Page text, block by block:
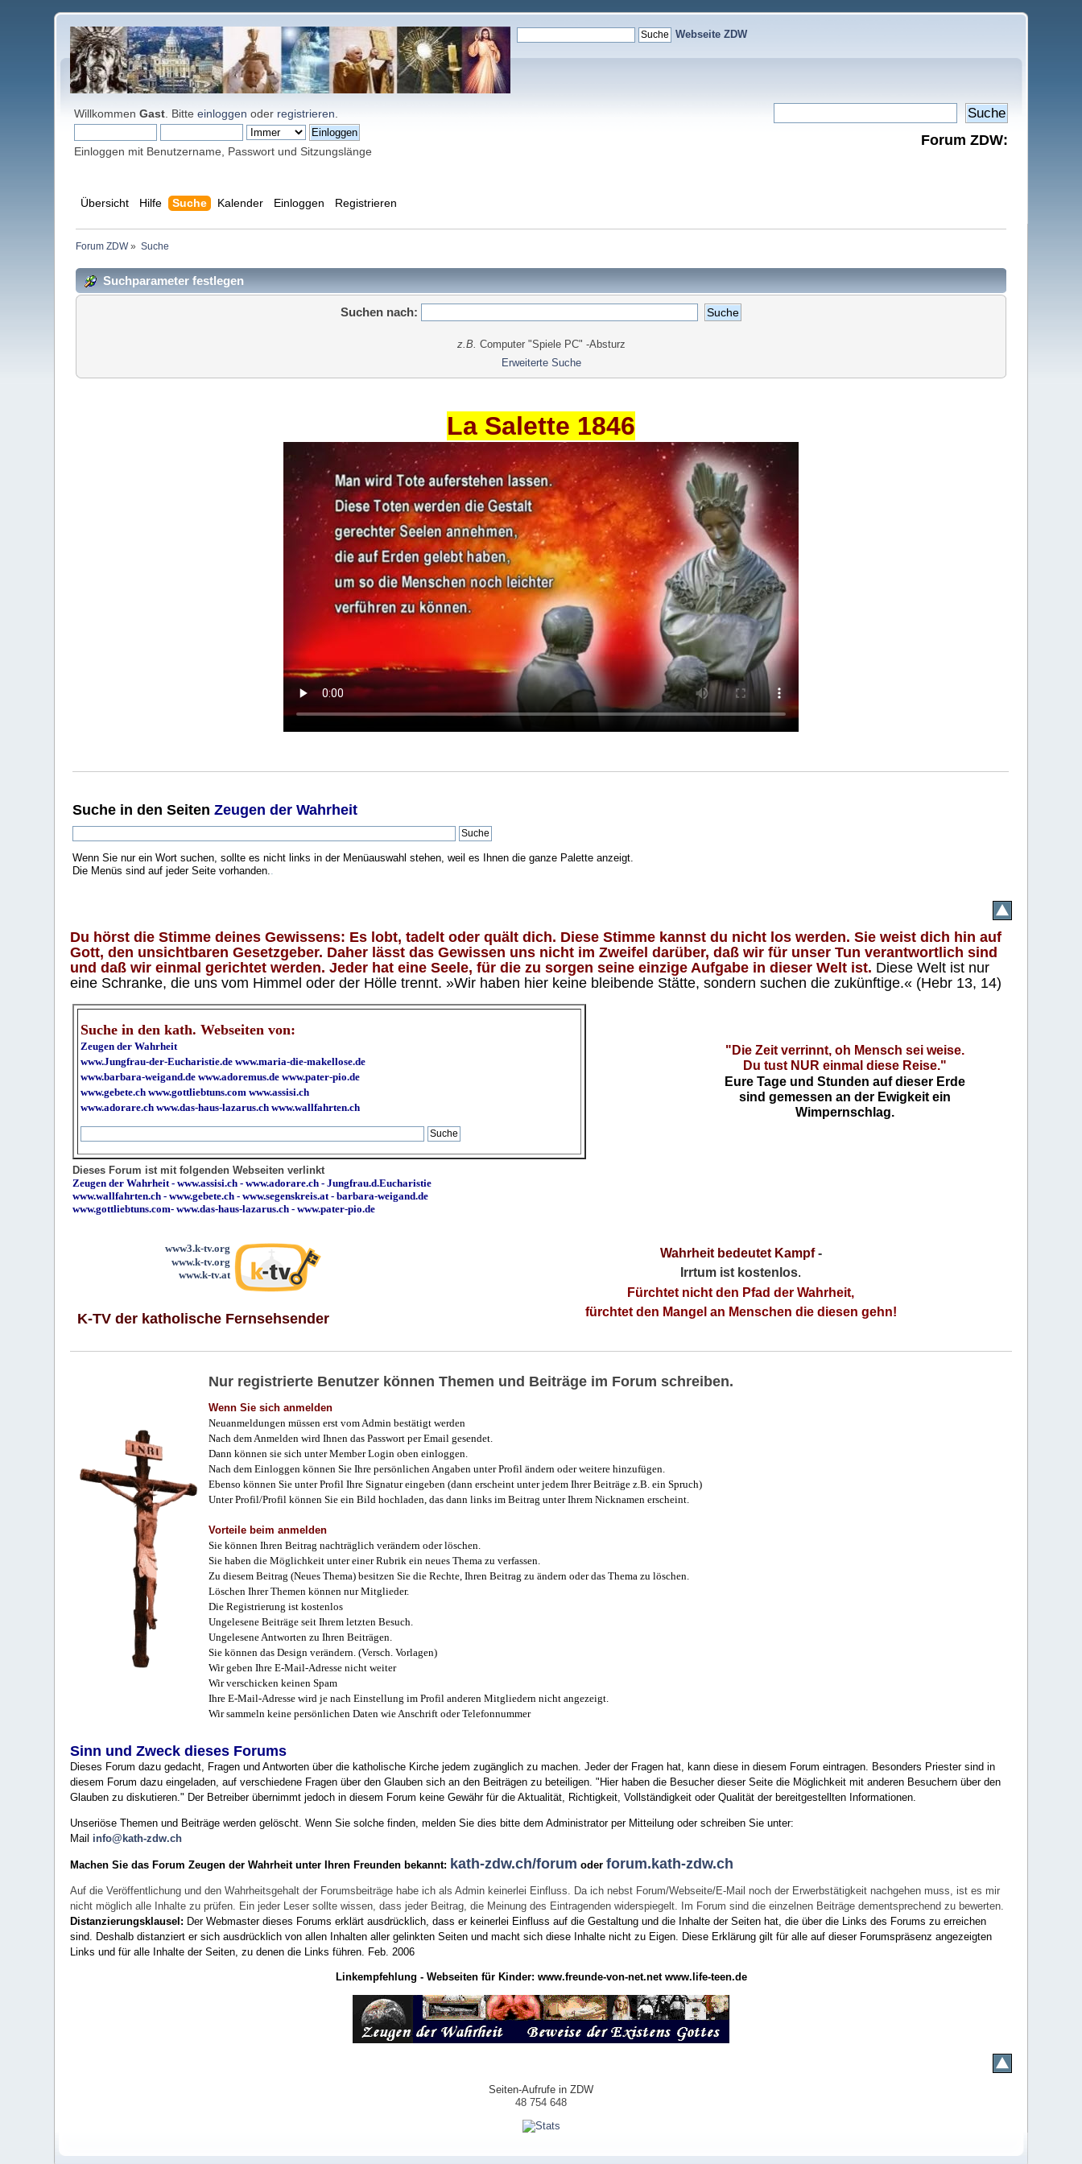
Webseite ZDW
WillkommenGast . Bitteeinloggen oder registrieren
Einloggen mit Benutzername, Passwort und Sitzungslänge
Forum ZDW:
Übersicht Hilfe Suche Kalender Einloggen Registrieren
Forum ZDW» Suche
Suchparameter festlegen
Suchen nach:
z.B. Computer "Spiele PC" -Absturz
Erweiterte Suche
La Salette 1846
Suche in den SeitenZeugen der Wahrheit
Wenn Sie nur ein Wort suchen, sollte es nicht links in der Menüauswahl stehen, weil es Ihnen die ganze Palette anzeigt.
Die Menüs sind auf jeder Seite vorhanden..
Du hörst die Stimme deines Gewissens: Es lobt, tadelt oder quält dich. Diese Stimme kannst du nicht los werden. Sie weist dich hin auf
Gott, den unsichtbaren Gesetzgeber. Daher lässt das Gewissen uns nicht im Zweifel darüber, daß wir für unser Tun verantwortlich sind
und daß wir einmal gerichtet werden. Jeder hat eine Seele, für die zu sorgen seine einzige Aufgabe in dieser Welt ist. Diese Welt ist nur
eine Schranke, die uns vom Himmel oder der Hölle trennt. »Wir haben hier keine bleibende Stätte, sondern suchen die zukünftige.« (Hebr 13, 14)
Suche in den kath. Webseiten von:
Zeugen der Wahrheit
www.Jungfrau-der-Eucharistie.de www.maria-die-makellose.de
www.barbara-weigand.de www.adoremus.de www.pater-pio.de
www.gebete.ch www.gottliebtuns.com www.assisi.ch
www.adorare.ch www.das-haus-lazarus.ch www.wallfahrten.ch
"Die Zeit verrinnt, oh Mensch sei weise.
Du tust NUR einmal diese Reise."
Eure Tage und Stunden auf dieser Erde
sind gemessen an der Ewigkeit ein
Wimpernschlag.
Dieses Forum ist mit folgenden Webseiten verlinkt
Zeugen der Wahrheit-www.assisi.ch -www.adorare.ch -Jungfrau.d.Eucharistie
www.wallfahrten.ch -www.gebete.ch -www.segenskreis.at-barbara-weigand.de
www.gottliebtuns.com-www.das-haus-lazarus.ch - www.pater-pio.de
www3.k-tv.org
www.k-tv.org
www.k-tv.at
K-TV der katholische Fernsehsender
Wahrheit bedeutet Kampf-
Irrtum ist kostenlos.
Fürchtet nicht den Pfad der Wahrheit,
fürchtet den Mangel an Menschen die diesen gehn!
Nur registrierte Benutzer können Themen und Beiträge im Forum schreiben.
Wenn Sie sich anmelden
Neuanmeldungen müssen erst vom Admin bestätigt werden
Nach dem Anmelden wird Ihnen das Passwort per Email gesendet.
Dann können sie sich unter Member Login oben einloggen.
Nach dem Einloggen können Sie Ihre persönlichen Angaben unter Profil ändern oder weitere hinzufügen.
Ebenso können Sie unter Profil Ihre Signatur eingeben (dann erscheint unter jedem Ihrer Beiträge z.B. ein Spruch)
Unter Profil/Profil können Sie ein Bild hochladen, das dann links im Beitrag unter Ihrem Nicknamen erscheint.
Vorteile beim anmelden
Sie können Ihren Beitrag nachträglich verändern oder löschen.
Sie haben die Möglichkeit unter einer Rubrik ein neues Thema zu verfassen.
Zu diesem Beitrag (Neues Thema) besitzen Sie die Rechte, Ihren Beitrag zu ändern oder das Thema zu löschen.
Löschen Ihrer Themen können nur Mitglieder.
Die Registrierung ist kostenlos
Ungelesene Beiträge seit Ihrem letzten Besuch.
Ungelesene Antworten zu Ihren Beiträgen.
Sie können das Design verändern. (Versch. Vorlagen)
Wir geben Ihre E-Mail-Adresse nicht weiter
Wir verschicken keinen Spam
Ihre E-Mail-Adresse wird je nach Einstellung im Profil anderen Mitgliedern nicht angezeigt.
Wir sammeln keine persönlichen Daten wie Anschrift oder Telefonnummer
Sinn und Zweck dieses Forums
Dieses Forum dazu gedacht, Fragen und Antworten über die katholische Kirche jedem zugänglich zu machen. Jeder der Fragen hat, kann diese in diesem Forum eintragen. Besonders Priester sind in
diesem Forum dazu eingeladen, auf verschiedene Fragen über den Glauben sich an den Beiträgen zu beteiligen. "Hier haben die Besucher dieser Seite die Möglichkeit mit anderen Besuchern über den
Glauben zu diskutieren." Der Betreiber übernimmt jedoch in diesem Forum keine Gewähr für die Aktualität, Richtigkeit, Vollständigkeit oder Qualität der bereitgestellten Informationen.
Unseriöse Themen und Beiträge werden gelöscht. Wenn Sie solche finden, melden Sie dies bitte dem Administrator per Mitteilung oder schreiben Sie unter:
Mail info@kath-zdw.ch
Machen Sie das Forum Zeugen der Wahrheit unter Ihren Freunden bekannt: kath-zdw.ch/forum oderforum.kath-zdw.ch
Auf die Veröffentlichung und den Wahrheitsgehalt der Forumsbeiträge habe ich als Admin keinerlei Einfluss. Da ich nebst Forum/Webseite/E-Mail noch der Erwerbstätigkeit nachgehen muss, ist es mir
nicht möglich alle Inhalte zu prüfen. Ein jeder Leser sollte wissen, dass jeder Beitrag, die Meinung des Eintragenden widerspiegelt. Im Forum sind die einzelnen Beiträge dementsprechend zu bewerten.
Distanzierungsklausel: Der Webmaster dieses Forums erklärt ausdrücklich, dass er keinerlei Einfluss auf die Gestaltung und die Inhalte der Seiten hat, die über die Links des Forums zu erreichen
sind. Deshalb distanziert er sich ausdrücklich von allen Inhalten aller gelinkten Seiten und macht sich diese Inhalte nicht zu Eigen. Diese Erklärung gilt für alle auf dieser Forumspräsenz angezeigten
Links und für alle Inhalte der Seiten, zu denen die Links führen. Feb. 2006
Linkempfehlung - Webseiten für Kinder: www.freunde-von-net.net www.life-teen.de
Seiten-Aufrufe in ZDW
48 754 648